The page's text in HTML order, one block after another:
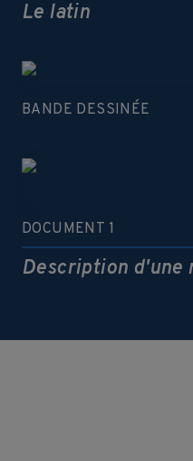
Le latin
BANDE DESSINÉE
DOCUMENT 1
Description d'une